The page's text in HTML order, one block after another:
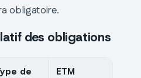
obligatoire.
des obligations
de
ETM